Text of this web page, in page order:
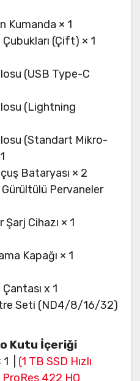
Kumanda × 1
(Çift) × 1
(USB Type-C
(Lightning
(Standart Mikro-
Bataryası × 2
Pervaneler
Şarj Cihazı × 1
Kapağı × 1
x 1
Seti (ND4/8/16/32)
Kutu İçeriği
| (1 TB SSD Hızlı
422 HQ